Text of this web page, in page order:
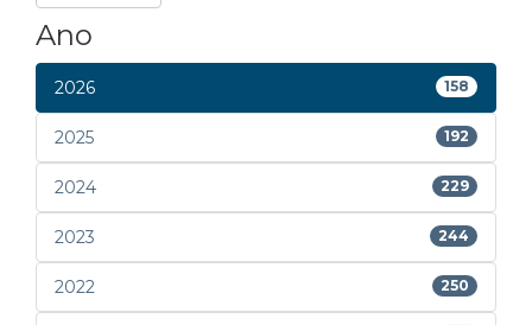
Ano
2026 158
2025 192
2024 229
2023 244
2022 250